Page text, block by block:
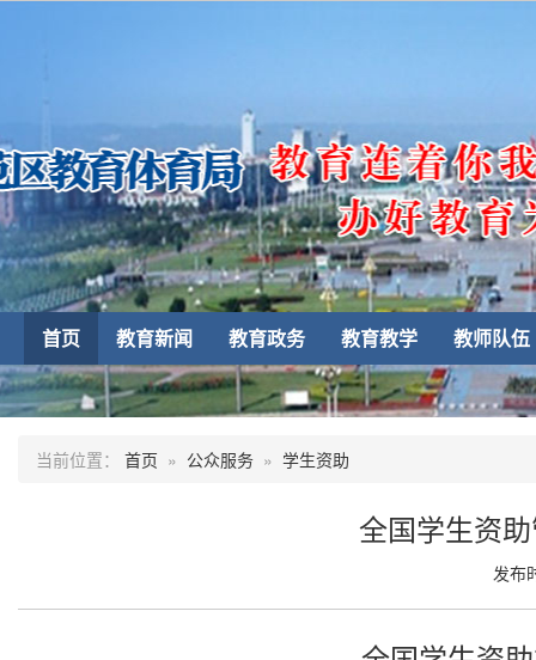
首页 教育新闻 教育政务 教育教学 教师队伍
当前位置： 首页 » 公众服务 » 学生资助
全国学生资
发布